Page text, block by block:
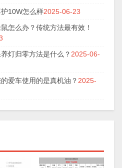
10W怎么样2025-06-23
怎么办？传统方法最有效！
灯归零方法是什么？ 2025-06-
爱车使用的是真机油？ 2025-